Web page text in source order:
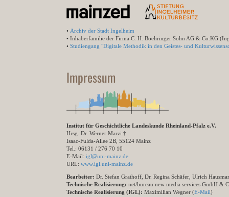
• Archiv der Stadt Ingelheim
• Inhaberfamilie der Firma C. H. Boehringer Sohn AG & Co.KG
• Studiengang "Digitale Methodik in den Geistes- und
Impressum
Institut für Geschichtliche Landeskunde Rheinland-Pfalz e.V.
Hrsg. Dr. Werner Marzi †
Isaac-Fulda-Allee 2B, 55124 Mainz
Tel.: 06131 / 276 70 10
E-Mail: igl@uni-mainz.de
URL: www.igl.uni-mainz.de
Bearbeiter: Dr. Stefan Grathoff, Dr. Regina Schäfer, Ulrich
Technische Realisierung: net/bureau new media services GmbH &
Technische Realisierung (IGL): Maximilian Wegner (E-Mail)